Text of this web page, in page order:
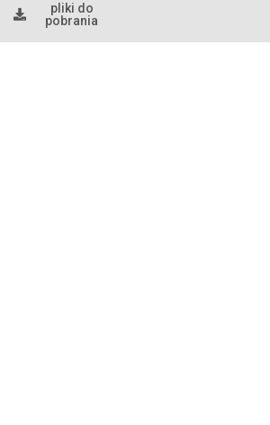
pliki do
pobrania